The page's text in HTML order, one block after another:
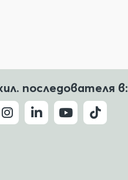
последователя в: